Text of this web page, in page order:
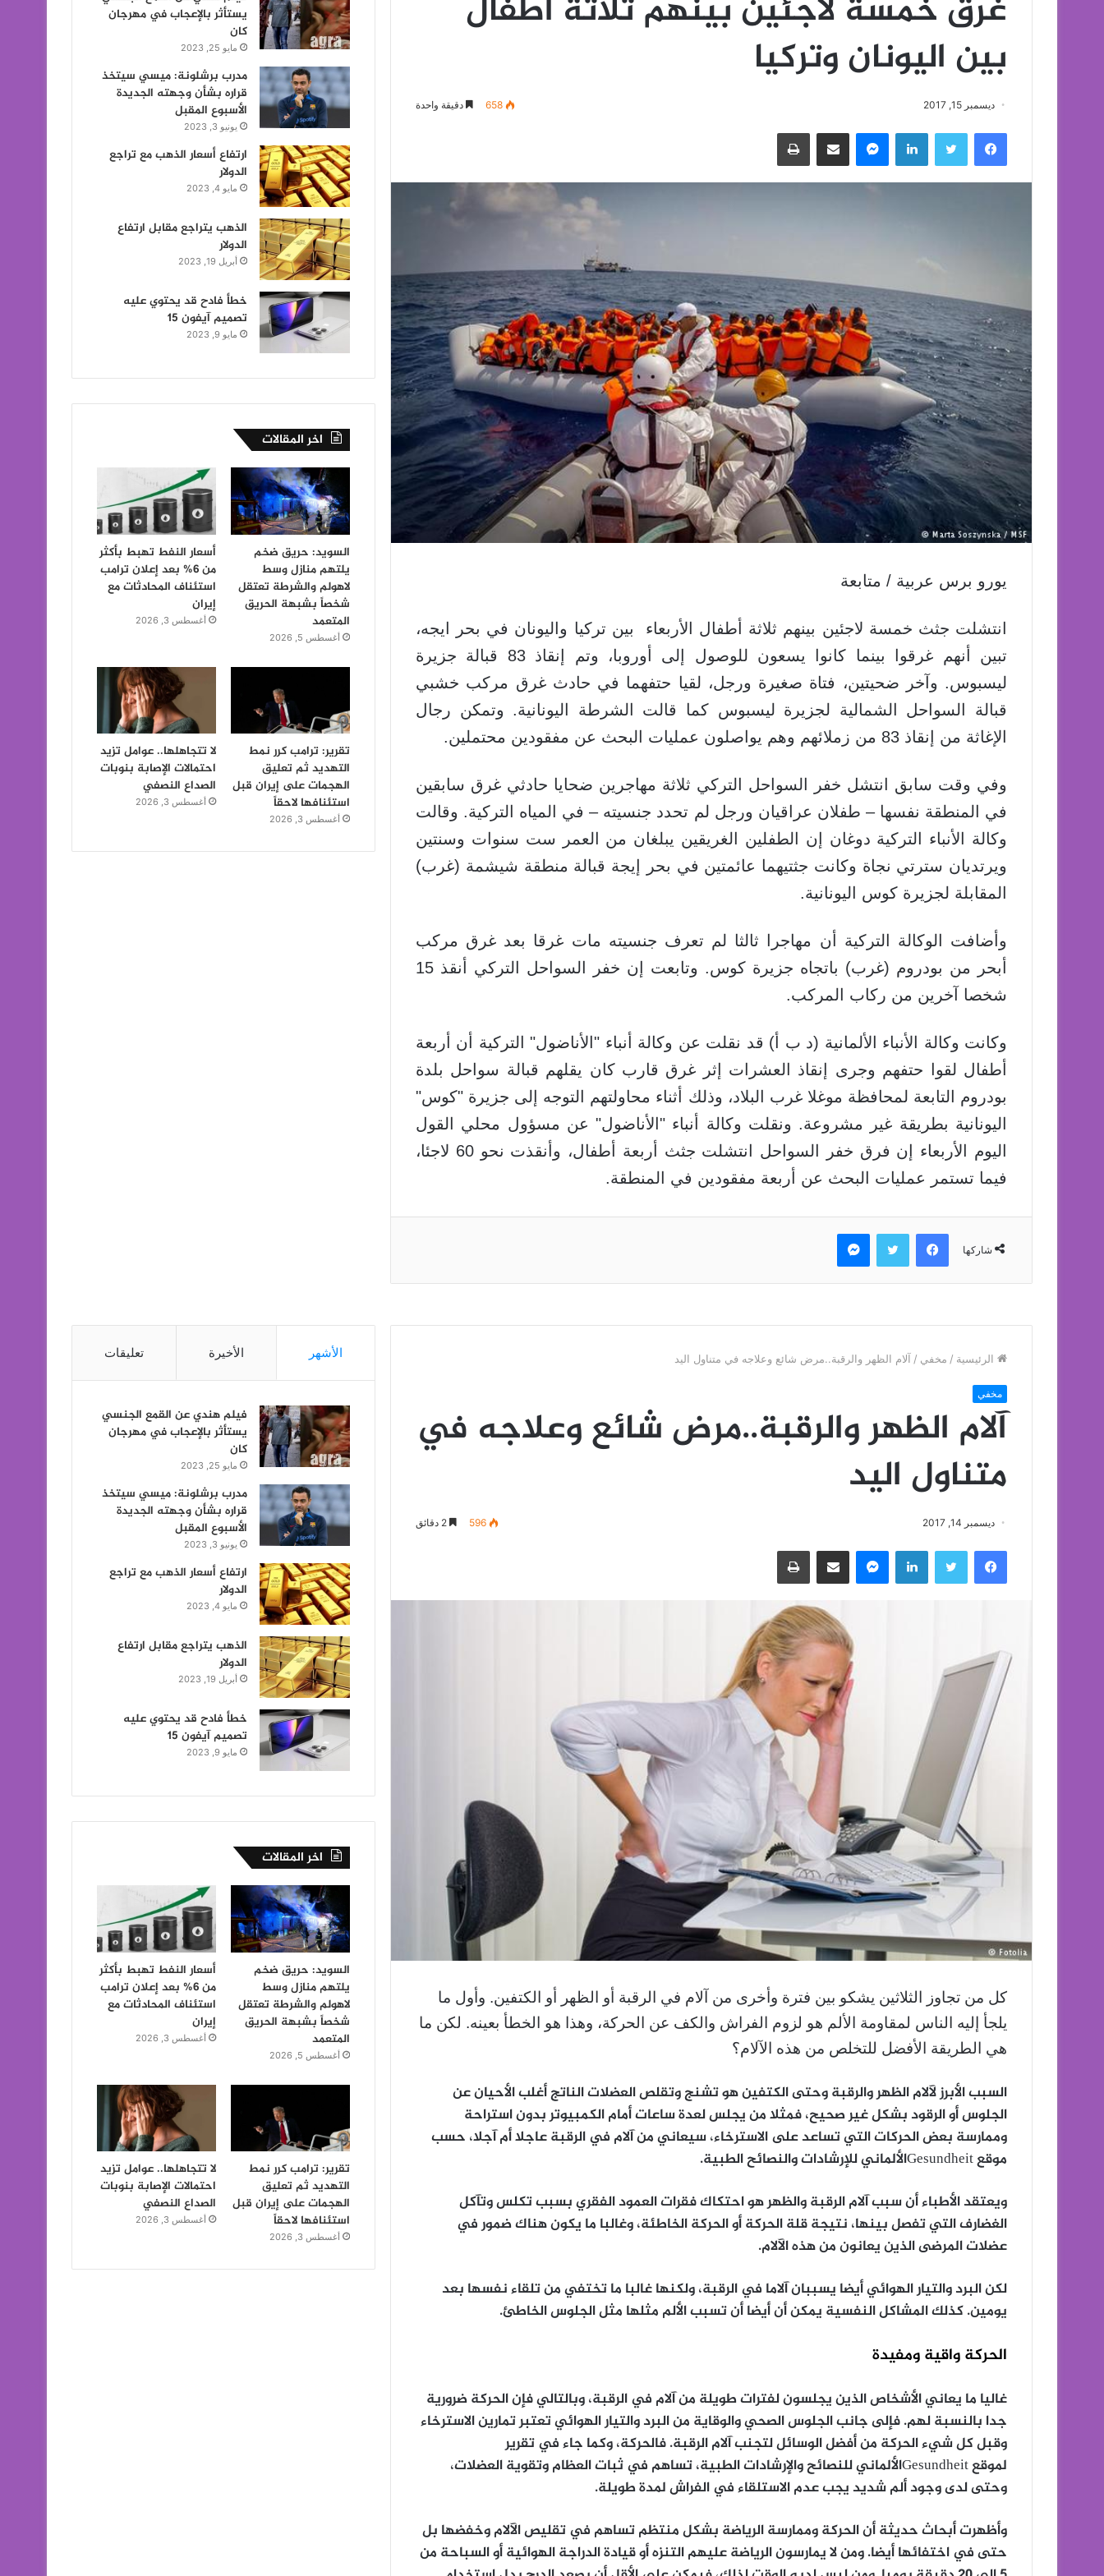
غرق خمسة لاجئين بينهم ثلاثة أطفال
بين اليونان وتركيا
ديسمبر 15, 2017 658 دقيقة واحدة
فيسبوك تويتر لينكدإن ماسنجر مشاركة عبر البريد طباعة
يورو برس عربية / متابعة
انتشلت جثث خمسة لاجئين بينهم ثلاثة أطفال الأربعاء بين تركيا واليونان في بحر ايجه،
تبين أنهم غرقوا بينما كانوا يسعون للوصول إلى أوروبا، وتم إنقاذ 83 قبالة جزيرة
ليسبوس. وآخر ضحيتين، فتاة صغيرة ورجل، لقيا حتفهما في حادث غرق مركب خشبي
قبالة السواحل الشمالية لجزيرة ليسبوس كما قالت الشرطة اليونانية. وتمكن رجال
الإغاثة من إنقاذ 83 من زملائهم وهم يواصلون عمليات البحث عن مفقودين محتملين.
وفي وقت سابق انتشل خفر السواحل التركي ثلاثة مهاجرين ضحايا حادثي غرق سابقين
في المنطقة نفسها – طفلان عراقيان ورجل لم تحدد جنسيته – في المياه التركية. وقالت
وكالة الأنباء التركية دوغان إن الطفلين الغريقين يبلغان من العمر ست سنوات وسنتين
ويرتديان سترتي نجاة وكانت جثتيهما عائمتين في بحر إيجة قبالة منطقة شيشمة (غرب)
المقابلة لجزيرة كوس اليونانية.
وأضافت الوكالة التركية أن مهاجرا ثالثا لم تعرف جنسيته مات غرقا بعد غرق مركب
أبحر من بودروم (غرب) باتجاه جزيرة كوس. وتابعت إن خفر السواحل التركي أنقذ 15
شخصا آخرين من ركاب المركب.
وكانت وكالة الأنباء الألمانية (د ب أ) قد نقلت عن وكالة أنباء "الأناضول" التركية أن أربعة
أطفال لقوا حتفهم وجرى إنقاذ العشرات إثر غرق قارب كان يقلهم قبالة سواحل بلدة
بودروم التابعة لمحافظة موغلا غرب البلاد، وذلك أثناء محاولتهم التوجه إلى جزيرة "كوس"
اليونانية بطريقة غير مشروعة. ونقلت وكالة أنباء "الأناضول" عن مسؤول محلي القول
اليوم الأربعاء إن فرق خفر السواحل انتشلت جثث أربعة أطفال، وأنقذت نحو 60 لاجئا،
فيما تستمر عمليات البحث عن أربعة مفقودين في المنطقة.
شاركها
فيسبوك تويتر ماسنجر
يستأثر بالإعجاب في مهرجان
كان
مايو 25, 2023
مدرب برشلونة: ميسي سيتخذ
قراره بشأن وجهته الجديدة
الأسبوع المقبل
يونيو 3, 2023
ارتفاع أسعار الذهب مع تراجع
الدولار
مايو 4, 2023
الذهب يتراجع مقابل ارتفاع
الدولار
أبريل 19, 2023
خطأ فادح قد يحتوي عليه
تصميم آيفون 15
مايو 9, 2023
اخر المقالات
السويد: حريق ضخم
يلتهم منازل وسط
لاهولم والشرطة تعتقل
شخصاً بشبهة الحريق
المتعمد
أغسطس 5, 2026
أسعار النفط تهبط بأكثر
من 6% بعد إعلان ترامب
استئناف المحادثات مع
إيران
أغسطس 3, 2026
تقرير: ترامب كرر نمط
التهديد ثم تعليق
الهجمات على إيران قبل
استئنافها لاحقاً
أغسطس 3, 2026
لا تتجاهلها.. عوامل تزيد
احتمالات الإصابة بنوبات
الصداع النصفي
أغسطس 3, 2026